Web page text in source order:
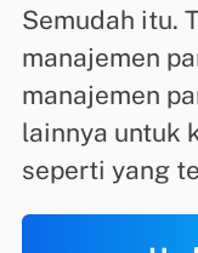
Semudah itu.
manajemen
manajemen
lainnya untuk
seperti yang